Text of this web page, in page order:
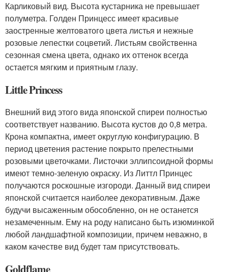
Карликовый вид. Высота кустарника не превышает
полуметра. Голден Принцесс имеет красивые
заостренные желтоватого цвета листья и нежные
розовые лепестки соцветий. Листьям свойственна
сезонная смена цвета, однако их оттенок всегда
остается мягким и приятным глазу.
Little Princess
Внешний вид этого вида японской спиреи полностью
соответствует названию. Высота кустов до 0,8 метра.
Крона компактна, имеет округлую конфигурацию. В
период цветения растение покрыто прелестными
розовыми цветочками. Листочки эллипсоидной формы
имеют темно-зеленую окраску. Из Литтл Принцес
получаются роскошные изгороди. Данный вид спиреи
японской считается наиболее декоративным. Даже
будучи высаженным обособленно, он не останется
незамеченным. Ему на роду написано быть изюминкой
любой ландшафтной композиции, причем неважно, в
каком качестве вид будет там присутствовать.
Goldflame